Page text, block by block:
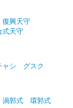
。
復興天守
式天守
ャシ
グスク
渦郭式
環郭式